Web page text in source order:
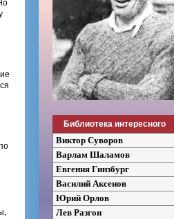
Библиотека интересного
Виктор Суворов
Варлам Шаламов
Евгения Гинзбург
Василий Аксенов
Юрий Орлов
Лев Разгон